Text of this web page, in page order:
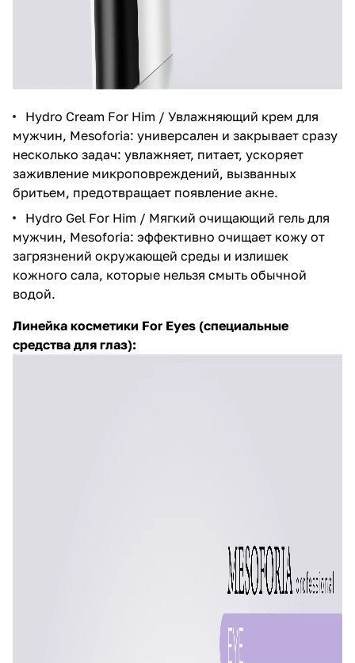
Hydro Cream For Him / Увлажняющий крем для
мужчин, Mesoforia: универсален и закрывает сразу
несколько задач: увлажняет, питает, ускоряет
заживление микроповреждений, вызванных
бритьем, предотвращает появление акне.
Hydro Gel For Him / Мягкий очищающий гель для
мужчин, Mesoforia: эффективно очищает кожу от
загрязнений окружающей среды и излишек
кожного сала, которые нельзя смыть обычной
водой.
Линейка косметики For Eyes (специальные
средства для глаз):